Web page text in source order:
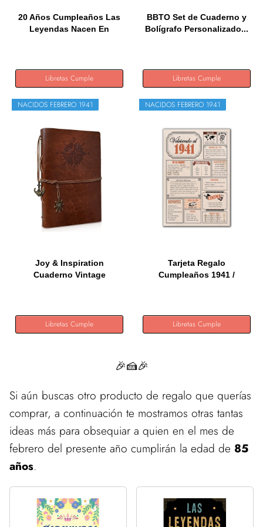
20 Años Cumpleaños Las
Leyendas Nacen En
Libretas Cumple
BBTO Set de Cuaderno y
Bolígrafo Personalizado...
Libretas Cumple
NACIDOS FEBRERO 1941
Joy & Inspiration
Cuaderno Vintage
Libretas Cumple
NACIDOS FEBRERO 1941
Tarjeta Regalo
Cumpleaños 1941 /
Libretas Cumple
🎉🍰🎉
Si aún buscas otro producto de regalo que querías
comprar, a continuación te mostramos otras tantas
ideas más para obsequiar a quien en el mes de
febrero del presente año cumplirán la edad de 85
años.